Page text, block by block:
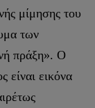
μίμησης του
των
πράξη». Ο
είναι εικόνα